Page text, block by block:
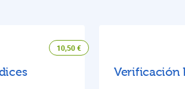
10,50€
Verificación